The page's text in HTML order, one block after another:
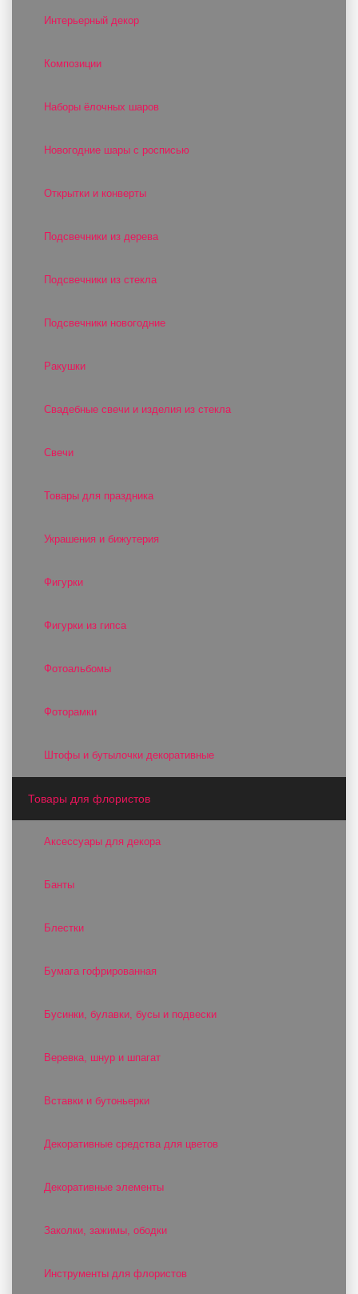
Интерьерный декор
Композиции
Наборы ёлочных шаров
Новогодние шары с росписью
Открытки и конверты
Подсвечники из дерева
Подсвечники из стекла
Подсвечники новогодние
Ракушки
Свадебные свечи и изделия из стекла
Свечи
Товары для праздника
Украшения и бижутерия
Фигурки
Фигурки из гипса
Фотоальбомы
Фоторамки
Штофы и бутылочки декоративные
Товары для флористов
Аксессуары для декора
Банты
Блестки
Бумага гофрированная
Бусинки, булавки, бусы и подвески
Веревка, шнур и шпагат
Вставки и бутоньерки
Декоративные средства для цветов
Декоративные элементы
Заколки, зажимы, ободки
Инструменты для флористов